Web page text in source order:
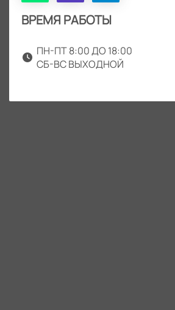
ВРЕМЯ РАБОТЫ
ПН-ПТ 8:00 ДО 18:00
СБ-ВС ВЫХОДНОЙ